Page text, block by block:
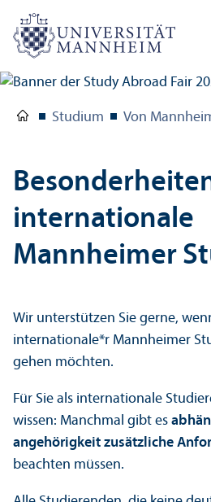
Studium Von
internationale
Mannheimer
Wir unter­stützen Sie gerne,
internationale*r Mannheimer
gehen möchten.
Für Sie als internationale
wissen: Manchmal gibt es
angehörigkeit zusätzliche
beachten müssen.